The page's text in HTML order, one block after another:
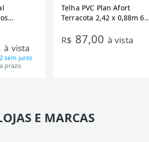
Branco,
à vista
sem juros
prazo
Telha PVC Plan Afort
Terracota 2,42 x 0,88m 6
R$ 87,00 à vista
E MARCAS